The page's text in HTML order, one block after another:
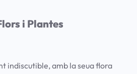
i Plantes
indiscutible, amb la seua flora